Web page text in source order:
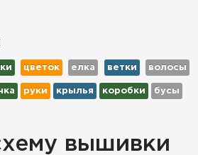
цветок елка ветки волосы
руки крылья коробки бусы
вышивки